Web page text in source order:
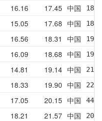
16.16 17.45 中国
15.05 17.68 中国
16.56 18.31 中国
16.09 18.68 中国
14.81 19.14 中国
18.33 19.90 中国
17.05 20.15 中国
18.21 21.57 中国